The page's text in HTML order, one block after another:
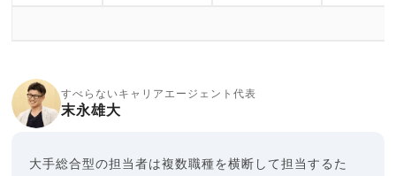
すべらないキャリアエージェント代表
末永雄大
大手総合型の担当者は複数職種を横断して担当するた